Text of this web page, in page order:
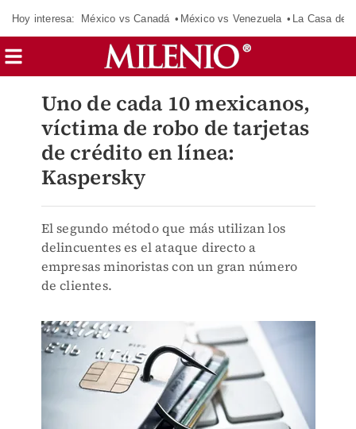
Hoy interesa: México vs Canadá México vs Venezuela La Casa de
Uno de cada 10 mexicanos,
víctima de robo de tarjetas
de crédito en línea:
Kaspersky
El segundo método que más utilizan los
delincuentes es el ataque directo a
empresas minoristas con un gran número
de clientes.